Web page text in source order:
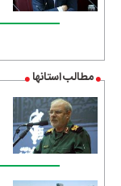
مطالب استانها